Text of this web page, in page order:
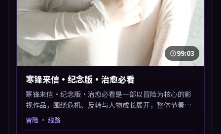
99:03
寒锋来信·纪念版·治愈必看
寒锋来信·纪念版·治愈必看是一部以冒险为核心的影
视作品，围绕危机、反转与人物成长展开，整体节奏紧
凑，值得推荐观看。
冒险 · 线路